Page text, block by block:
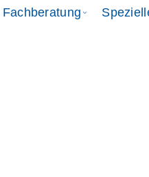
Fachberatung